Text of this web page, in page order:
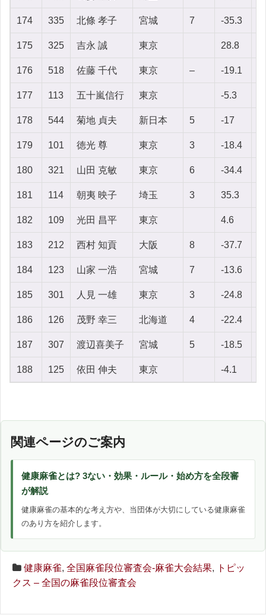
174 335 北條 孝子 宮城 7 -35.3
175 325 吉永 誠 東京 28.8
176 518 佐藤 千代 東京 – -19.1
177 113 五十嵐信行 東京 -5.3
178 544 菊地 貞夫 新日本 5 -17
179 101 徳光 尊 東京 3 -18.4
180 321 山田 克敏 東京 6 -34.4
181 114 朝夷 映子 埼玉 3 35.3
182 109 光田 昌平 東京 4.6
183 212 西村 知貢 大阪 8 -37.7
184 123 山家 一浩 宮城 7 -13.6
185 301 人見 一雄 東京 3 -24.8
186 126 茂野 幸三 北海道 4 -22.4
187 307 渡辺喜美子 宮城 5 -18.5
188 125 依田 伸夫 東京 -4.1
関連ページのご案内
健康麻雀とは? 3ない・効果・ルール・始め方を全段審
が解説
健康麻雀の基本的な考え方や、当団体が大切にしている健康麻雀
のあり方を紹介します。
健康麻雀, 全国麻雀段位審査会-麻雀大会結果,
トピッ
クス – 全国の麻雀段位審査会